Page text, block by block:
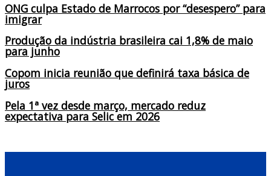
ONG culpa Estado de Marrocos por “desespero” para
imigrar
Produção da indústria brasileira cai 1,8% de maio
para junho
Copom inicia reunião que definirá taxa básica de
juros
Pela 1ª vez desde março, mercado reduz
expectativa para Selic em 2026